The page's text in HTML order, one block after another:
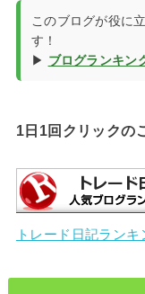
このブログが役に
す！
▶ ブログランキン
1日1回クリックの
トレード日記ランキ